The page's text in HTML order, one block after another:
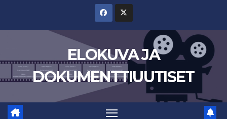
ELOKUVA JA
DOKUMENTTIUUTISET